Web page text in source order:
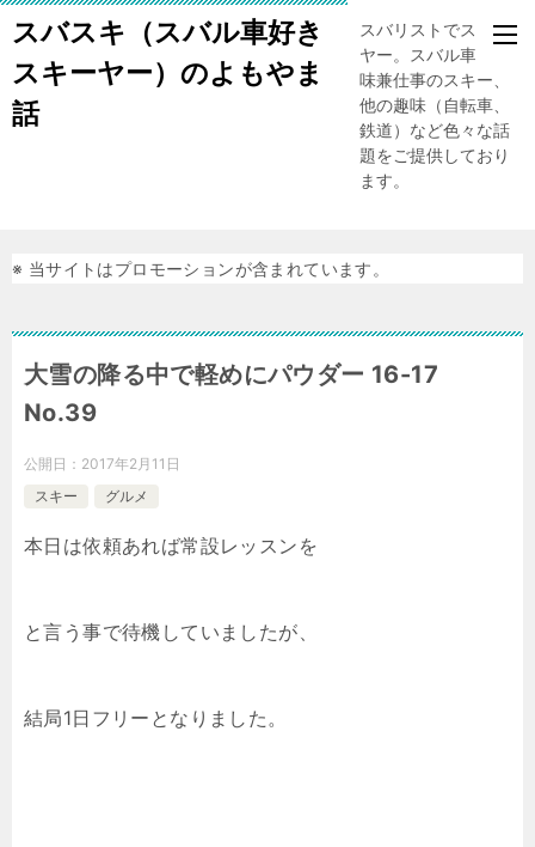
スバスキ（スバル車好き
スキーヤー）のよもやま
話
スバリストでスキー
ヤー。スバル車、趣
味兼仕事のスキー、
他の趣味（自転車、
鉄道）など色々な話
題をご提供しており
ます。
※ 当サイトはプロモーションが含まれています。
大雪の降る中で軽めにパウダー 16-17
No.39
公開日： 2017年2月11日
スキー
グルメ
本日は依頼あれば常設レッスンを
と言う事で待機していましたが、
結局1日フリーとなりました。